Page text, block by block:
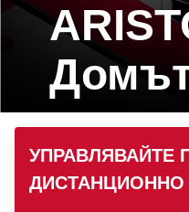
УПРАВЛЯВАЙТЕ
ДИСТАНЦИОННО